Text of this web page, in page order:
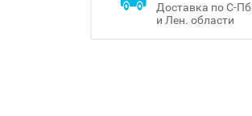
Доставка по С-Пб
и Лен. области